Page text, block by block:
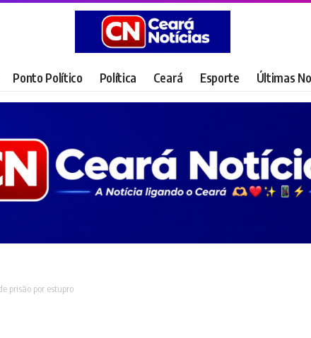
Ponto Político Política Ceará Esporte Últimas
prisão por estupro